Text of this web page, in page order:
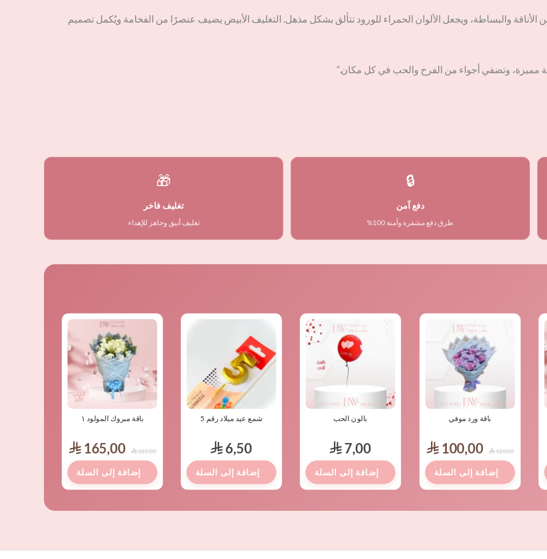
والبساطة، ويجعل الألوان الحمراء للورود تتألق بشكل مذهل. التغليف الأبيض يضيف عنصرًا من الفخامة ويُكمل تصميم
مميزة، وتضفي أجواء من الفرح والحب في كل مكان.”
🔒
دفع آمن
طرق دفع مشفرة وآمنة 100%
🎁
تغليف فاخر
تغليف أنيق وجاهز للإهداء
باقة ورد موفي
⃁120,00
الأصلي
هو:
⃁ 120,00.
⃁100,00
السعر
بالون الحب
⃁ 7,00
شمع عيد ميلاد رقم 5
⃁ 6,50
باقة مبروك المولود ١
⃁185,00
السعر
الأصلي
هو:
⃁ 185,00.
⃁165,00
السعر
الحالي
هو:
⃁ 165,00.